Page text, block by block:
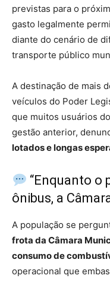
previstas para o
gasto legalmente
diante do cenário de
transporte público
A destinação de mais
veículos do Poder
que muitos usuários
gestão anterior,
lotados e longas
“Enquanto o
ônibus, a
A população se
frota da Câmara
consumo de
operacional que